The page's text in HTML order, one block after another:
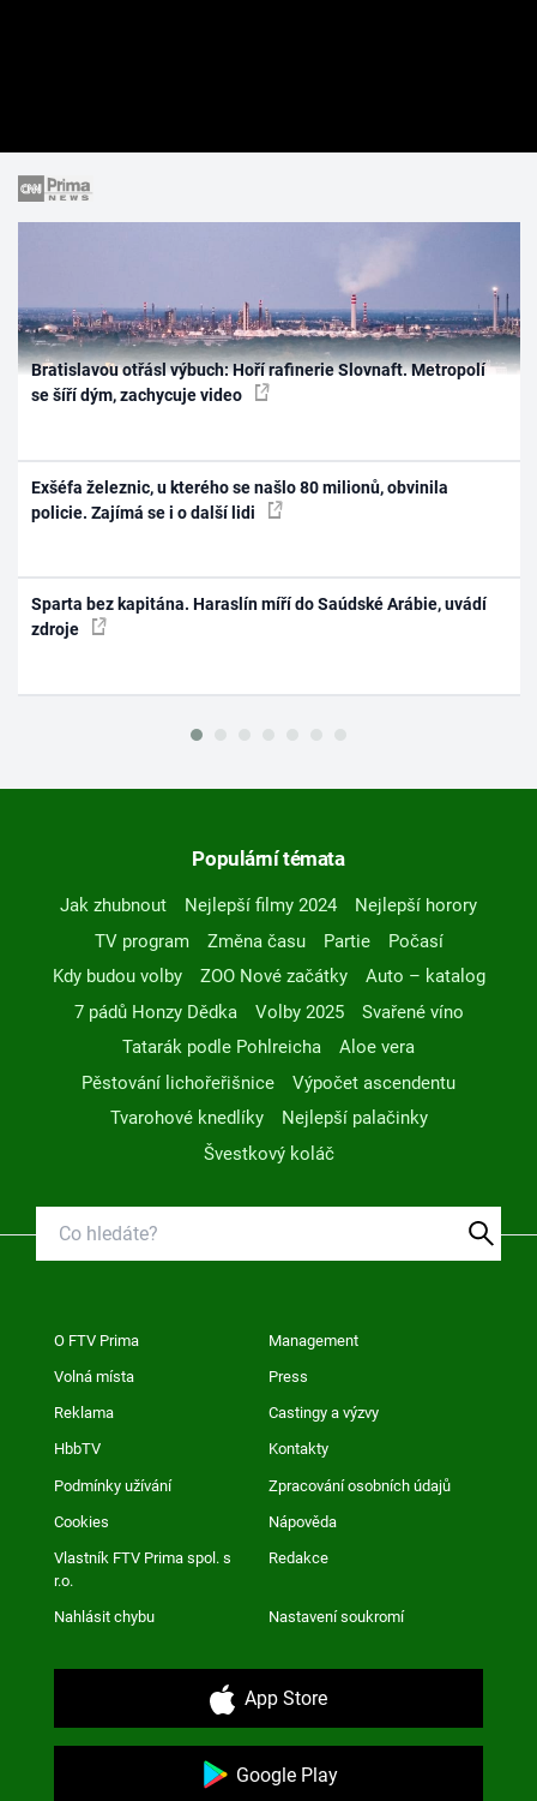
Bratislavou otřásl výbuch: Hoří rafinerie Slovnaft. Metropolí
se šíří dým, zachycuje video
Exšéfa železnic, u kterého se našlo 80 milionů, obvinila
policie. Zajímá se i o další lidi
Sparta bez kapitána. Haraslín míří do Saúdské Arábie, uvádí
zdroje
Populární témata
Jak zhubnout Nejlepší filmy 2024
Nejlepší horory
TV program
Změna času Partie
Počasí
Kdy budou volby
ZOO Nové začátky
Auto – katalog
7 pádů Honzy Dědka
Volby 2025
Svařené víno
Tatarák podle Pohlreicha
Aloe vera
Pěstování lichořeřišnice
Výpočet ascendentu
Tvarohové knedlíky
Nejlepší palačinky
Švestkový koláč
O FTV Prima Management
Volná místa Press
Reklama Castingy a výzvy
HbbTV Kontakty
Podmínky užívání Zpracování osobních údajů
Cookies Nápověda
Vlastník FTV Prima spol. s
r.o.
Redakce
Nahlásit chybu Nastavení soukromí
App Store
Google Play